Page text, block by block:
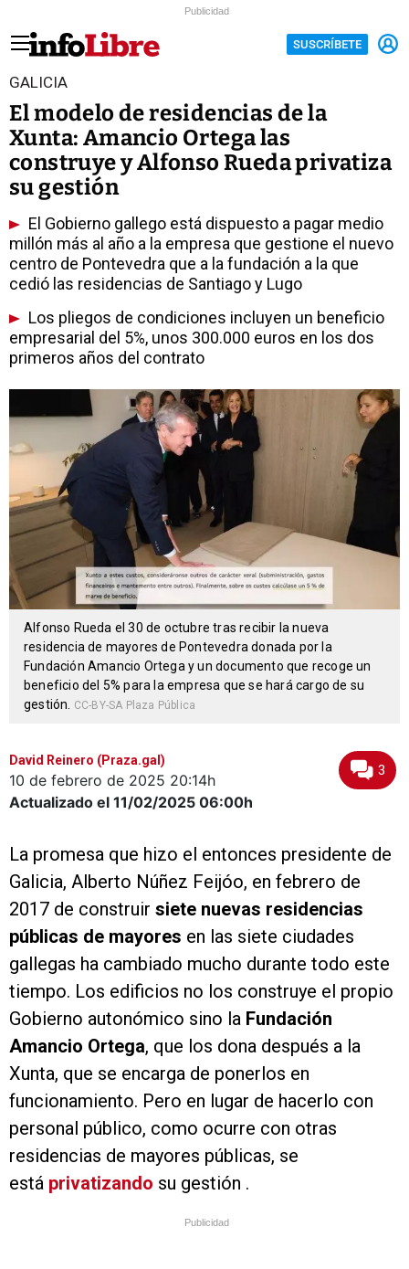
Publicidad
SUSCRÍBETE
GALICIA
El modelo de residencias de la
Xunta: Amancio Ortega las
construye y Alfonso Rueda privatiza
su gestión
El Gobierno gallego está dispuesto a pagar medio
millón más al año a la empresa que gestione el nuevo
centro de Pontevedra que a la fundación a la que
cedió las residencias de Santiago y Lugo
Los pliegos de condiciones incluyen un beneficio
empresarial del 5%, unos 300.000 euros en los dos
primeros años del contrato
Alfonso Rueda el 30 de octubre tras recibir la nueva
residencia de mayores de Pontevedra donada por la
Fundación Amancio Ortega y un documento que recoge un
beneficio del 5% para la empresa que se hará cargo de su
gestión.
CC-BY-SA Plaza Pública
David Reinero (Praza.gal)
10 de febrero de 2025 20:14h
Actualizado el 11/02/2025 06:00h
3
La promesa que hizo el entonces presidente de
Galicia, Alberto Núñez Feijóo, en febrero de
2017 de construir siete nuevas residencias
públicas de mayores en las siete ciudades
gallegas ha cambiado mucho durante todo este
tiempo. Los edificios no los construye el propio
Gobierno autonómico sino la Fundación
Amancio Ortega, que los dona después a la
Xunta, que se encarga de ponerlos en
funcionamiento. Pero en lugar de hacerlo con
personal público, como ocurre con otras
residencias de mayores públicas, se
está privatizando su gestión .
Publicidad